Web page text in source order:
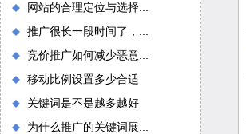
网站的合理定位与选择...
推广很长一段时间了，...
竞价推广如何减少恶意...
移动比例设置多少合适
关键词是不是越多越好
为什么推广的关键词展...